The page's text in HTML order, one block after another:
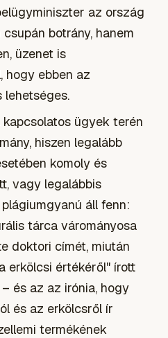
az ország
botrány, hanem
üzenet is
hogy ebben az
lehetséges.
ügyek terén
hiszen legalább
komoly és
vagy legalábbis
áll fenn:
tárca várományosa
doktori címét, miután
erkölcsi értékéről" írott
és az az irónia, hogy
és az erkölcsről ír
termékének